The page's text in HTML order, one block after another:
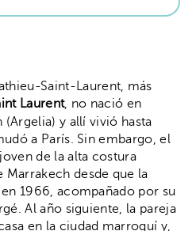
Saint-Laurent, más
Laurent, no nació en
(Argelia) y allí vivió hasta
a París. Sin embargo, el
de la alta costura
Marrakech desde que la
1966, acompañado por su
Al año siguiente, la pareja
en la ciudad marroquí y,